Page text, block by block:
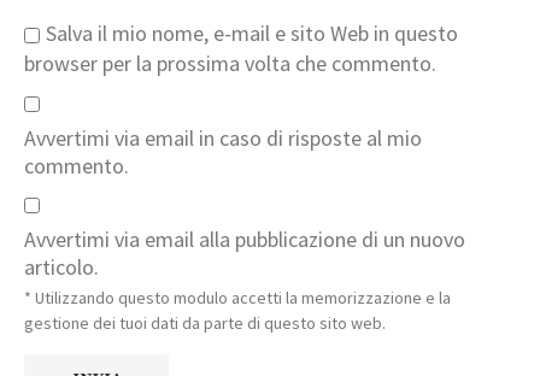
Salva il mio nome, e-mail e sito Web in questo
browser per la prossima volta che commento.
Avvertimi via email in caso di risposte al mio
commento.
Avvertimi via email alla pubblicazione di un nuovo
articolo.
* Utilizzando questo modulo accetti la memorizzazione e la
gestione dei tuoi dati da parte di questo sito web.